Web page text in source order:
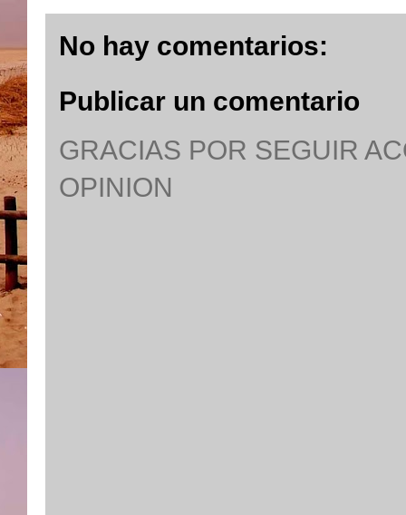
No hay comentarios:
Publicar un comentario
GRACIAS POR SEGUIR
OPINION